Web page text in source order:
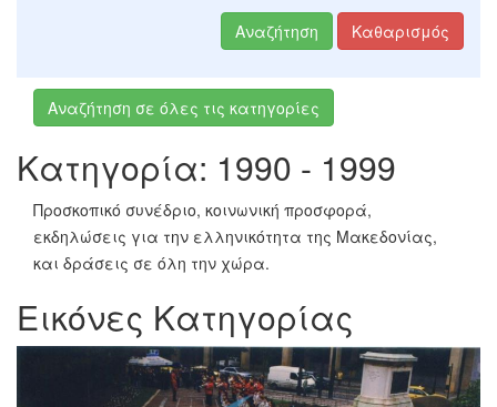
Αναζήτηση Καθαρισμός
Αναζήτηση σε όλες τις κατηγορίες
Κατηγορία: 1990 - 1999
Προσκοπικό συνέδριο, κοινωνική προσφορά,
εκδηλώσεις για την ελληνικότητα της Μακεδονίας,
και δράσεις σε όλη την χώρα.
Εικόνες Κατηγορίας